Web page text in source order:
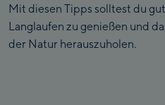
Mit diesen Tipps solltest du
Langlaufen zu genießen und
der Natur herauszuholen.